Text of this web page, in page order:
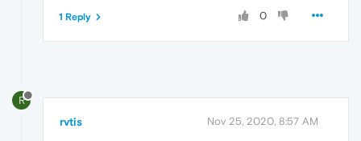
0
1 Reply
R
rvtis Nov 25, 2020, 8:57 AM